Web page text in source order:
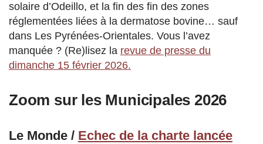
solaire d’Odeillo, et la fin des fin des zones
réglementées liées à la dermatose bovine… sauf
dans Les Pyrénées-Orientales. Vous l’avez
manquée ? (Re)lisez la revue de presse du
dimanche 15 février 2026.
Zoom sur les Municipales 2026
Le Monde / Echec de la charte lancée